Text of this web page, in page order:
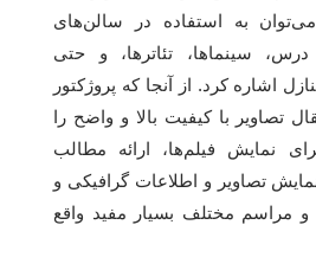
می‌توان به استفاده در سالن‌های
سینماها، تئاترها، و حتی
اشاره کرد. از آنجا که پروژکتور
تصاویر با کیفیت بالا و واضح را
نمایش فیلم‌ها، ارائه مطالب
تصاویر و اطلاعات گرافیکی و
مراسم مختلف بسیار مفید واقع